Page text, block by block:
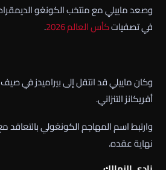
وصعد ماييلي مع منتخب الكونغو
في تصفياتكأس العالم 2026 .
أفريكانز التنزاني.
وارتبط اسم المهاجم الكونغولي بالتعاقد
نهاية عقده.